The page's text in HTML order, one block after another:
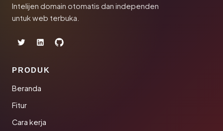
Intelijen domain otomatis dan independen
untuk web terbuka.
PRODUK
Beranda
Fitur
Cara kerja